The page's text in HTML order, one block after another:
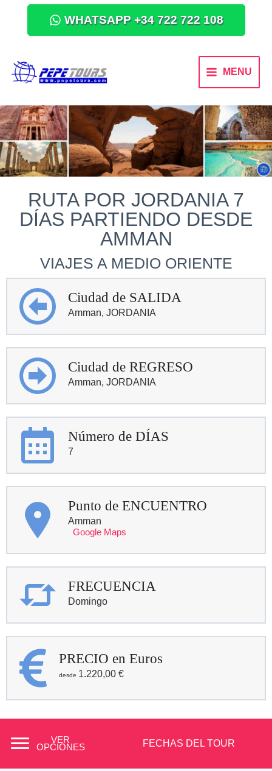
WHATSAPP +34 722 722 108
MENU
RUTA POR JORDANIA 7
DÍAS PARTIENDO DESDE
AMMAN
VIAJES A MEDIO ORIENTE
Ciudad de SALIDA
Amman, JORDANIA
Ciudad de REGRESO
Amman, JORDANIA
Número de DÍAS
7
Punto de ENCUENTRO
Amman
Google Maps
FRECUENCIA
Domingo
PRECIO en Euros
1.220,00 €
VER
OPCIONES FECHAS DEL TOUR